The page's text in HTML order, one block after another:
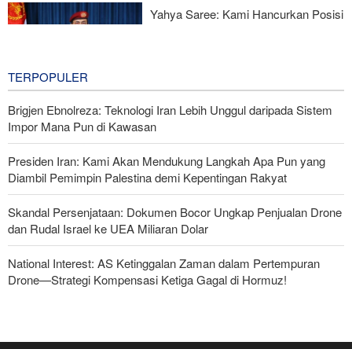
Yahya Saree: Kami Hancurkan Posisi
TERPOPULER
Brigjen Ebnolreza: Teknologi Iran Lebih Unggul daripada Sistem
Impor Mana Pun di Kawasan
Presiden Iran: Kami Akan Mendukung Langkah Apa Pun yang
Diambil Pemimpin Palestina demi Kepentingan Rakyat
Skandal Persenjataan: Dokumen Bocor Ungkap Penjualan Drone
dan Rudal Israel ke UEA Miliaran Dolar
National Interest: AS Ketinggalan Zaman dalam Pertempuran
Drone—Strategi Kompensasi Ketiga Gagal di Hormuz!